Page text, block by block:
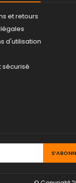
et retours
d'utilisation
sécurisé